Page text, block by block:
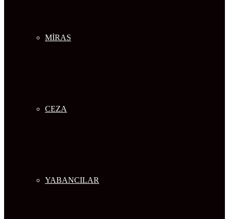
MİRAS
CEZA
YABANCILAR